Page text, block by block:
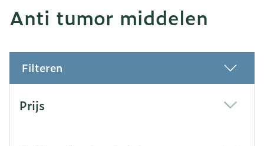
Anti tumor middelen
Filteren
Prijs